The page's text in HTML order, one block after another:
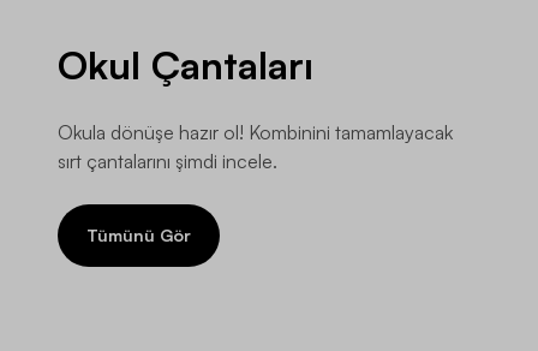
Okul Çantaları
Okula dönüşe hazır ol! Kombinini tamamlayacak
sırt çantalarını şimdi incele.
Tümünü Gör